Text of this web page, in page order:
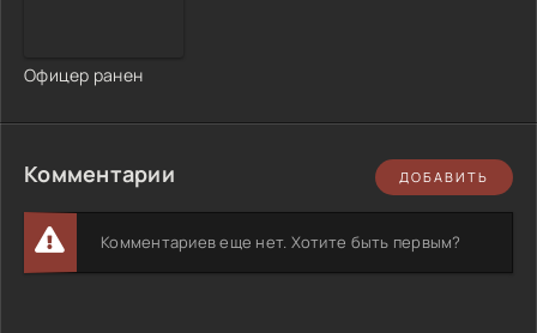
Офицер ранен
Комментарии ДОБАВИТЬ
Комментариев еще нет. Хотите быть первым?